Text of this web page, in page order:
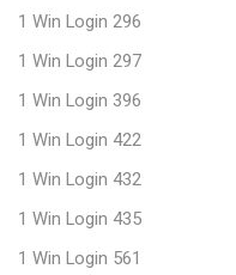
1 Win Login 296
1 Win Login 297
1 Win Login 396
1 Win Login 422
1 Win Login 432
1 Win Login 435
1 Win Login 561